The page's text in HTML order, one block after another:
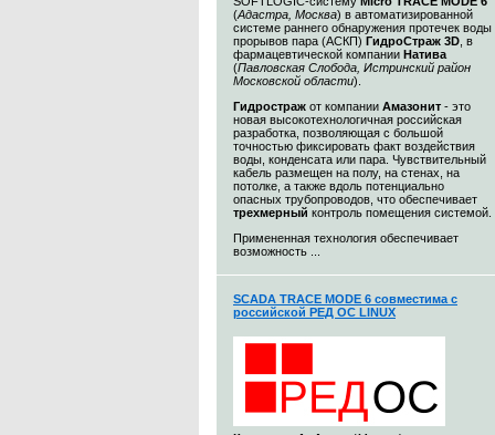
(Адастра, Москва) в автоматизированной
системе раннего обнаружения протечек воды
прорывов пара (АСКП) ГидроСтраж 3D , в
фармацевтической компании Натива
(Павловская Слобода, Истринский район
Московской области).
Гидростраж от компании Амазонит - это
новая высокотехнологичная российская
разработка, позволяющая с большой
точностью фиксировать факт воздействия
воды, конденсата или пара. Чувствительный
кабель размещен на полу, на стенах, на
потолке, а также вдоль потенциально
опасных трубопроводов, что обеспечивает
трехмерный контроль помещения системой.
Примененная технология обеспечивает
возможность ...
SCADA TRACE MODE 6 совместима с
российской РЕД ОС LINUX